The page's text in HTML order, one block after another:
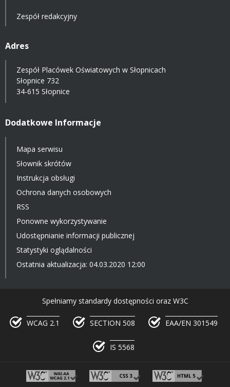
Zespół redakcyjny
Adres
Zespół Placówek Oświatowych w Słopnicach
Słopnice 732
34-615 Słopnice
Dodatkowe Informacje
Mapa serwisu
Słownik skrótów
Instrukcja obsługi
Ochrona danych osobowych
RSS
Ponowne wykorzystywanie
Udostępnianie informacji publicznej
Statystyki oglądalności
Ostatnia aktualizacja: 04.03.2020 12:00
Spełniamy standardy dostępności oraz W3C
WCAG 2.1 SECTION 508 EAA/EN 301549
IS 5568